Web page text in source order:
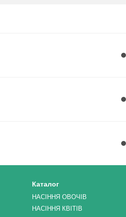
Каталог
НАСІННЯ ОВОЧІВ
НАСІННЯ КВІТІВ